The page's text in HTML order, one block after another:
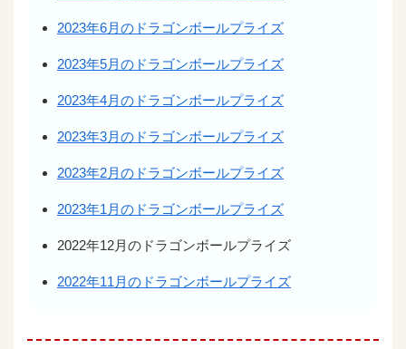
2023年6月のドラゴンボールプライズ
2023年5月のドラゴンボールプライズ
2023年4月のドラゴンボールプライズ
2023年3月のドラゴンボールプライズ
2023年2月のドラゴンボールプライズ
2023年1月のドラゴンボールプライズ
2022年12月のドラゴンボールプライズ
2022年11月のドラゴンボールプライズ